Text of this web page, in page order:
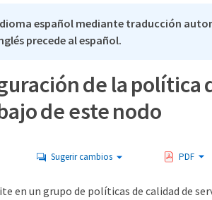
español mediante traducción
precede al español.
de la política
de este nodo
Sugerir cambios PDF
en un grupo de políticas de calidad de